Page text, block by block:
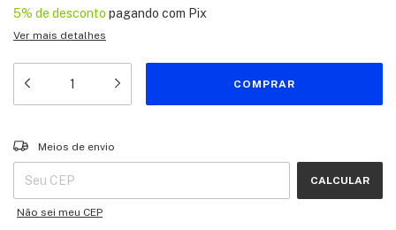
5% de desconto pagando com Pix
Ver mais detalhes
Entregas para o CEP:
Meios de envio
CALCULAR
Não sei meu CEP